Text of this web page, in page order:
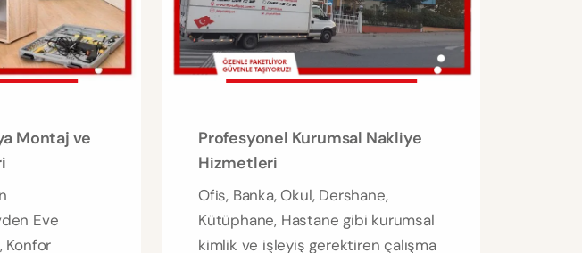
Montaj ve
Eve
Konfor
Profesyonel Kurumsal Nakliye
Hizmetleri
Ofis, Banka, Okul, Dershane,
Kütüphane, Hastane gibi kurumsal
kimlik ve işleyiş gerektiren çalışma